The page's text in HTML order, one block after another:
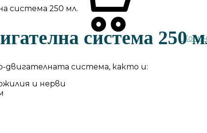
система 250 мл.
система 250
двигателната система, както и:
и нерви